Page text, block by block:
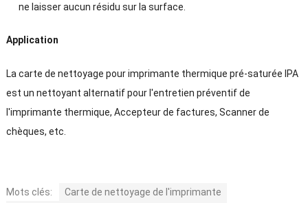
ne laisser aucun résidu sur la surface.
Application
La carte de nettoyage pour imprimante thermique pré-saturée IPA
est un nettoyant alternatif pour l'entretien préventif de
l'imprimante thermique, Accepteur de factures, Scanner de
chèques, etc.
Mots clés:
Carte de nettoyage de l'imprimante